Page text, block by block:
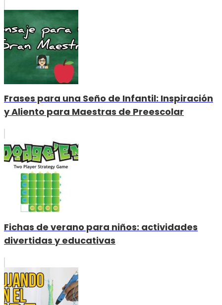
Frases para una Seño de Infantil: Inspiración
y Aliento para Maestras de Preescolar
Fichas de verano para niños: actividades
divertidas y educativas